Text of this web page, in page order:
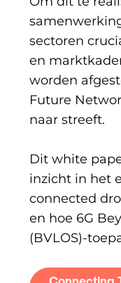
sectoren
en
worden
Future
naar streeft.
Dit white
inzicht in het
connected
en hoe 6G
(BVLOS)-